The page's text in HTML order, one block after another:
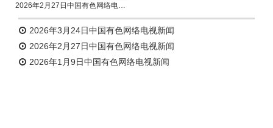
2026年2月27日中国有色网络电视新闻
2026年3月24日中国有色网络电视新闻
2026年2月27日中国有色网络电视新闻
2026年1月9日中国有色网络电视新闻